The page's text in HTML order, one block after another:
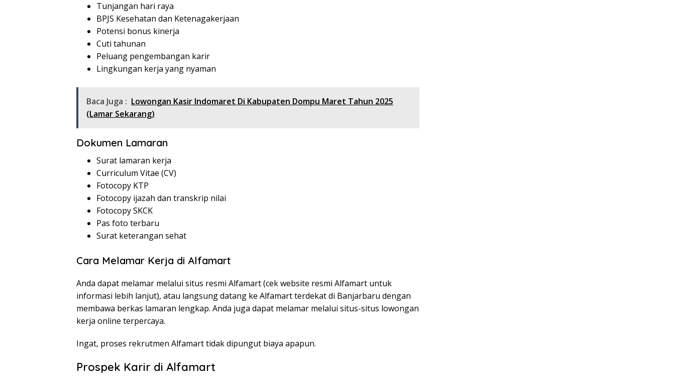
Tunjangan hari raya
BPJS Kesehatan dan Ketenagakerjaan
Potensi bonus kinerja
Cuti tahunan
Peluang pengembangan karir
Lingkungan kerja yang nyaman
Baca Juga : Lowongan Kasir Indomaret Di Kabupaten Dompu Maret Tahun 2025
(Lamar Sekarang)
Dokumen Lamaran
Surat lamaran kerja
Curriculum Vitae (CV)
Fotocopy KTP
Fotocopy ijazah dan transkrip nilai
Fotocopy SKCK
Pas foto terbaru
Surat keterangan sehat
Cara Melamar Kerja di Alfamart
Anda dapat melamar melalui situs resmi Alfamart (cek website resmi Alfamart untuk
informasi lebih lanjut), atau langsung datang ke Alfamart terdekat di Banjarbaru dengan
membawa berkas lamaran lengkap. Anda juga dapat melamar melalui situs-situs lowongan
kerja online terpercaya.
Ingat, proses rekrutmen Alfamart tidak dipungut biaya apapun.
Prospek Karir di Alfamart